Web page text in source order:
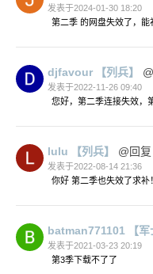
发表于2024-01-30 18:20
第二季 的网盘失效了，能
djfavour 【列兵】
发表于2022-11-26 09:40
您好，第二季连接失效，
lulu 【列兵】 @回复
发表于2022-08-14 21:36
你好 第二季也失效了求补
batman771101 【
发表于2021-03-23 20:19
第3季下载不了了